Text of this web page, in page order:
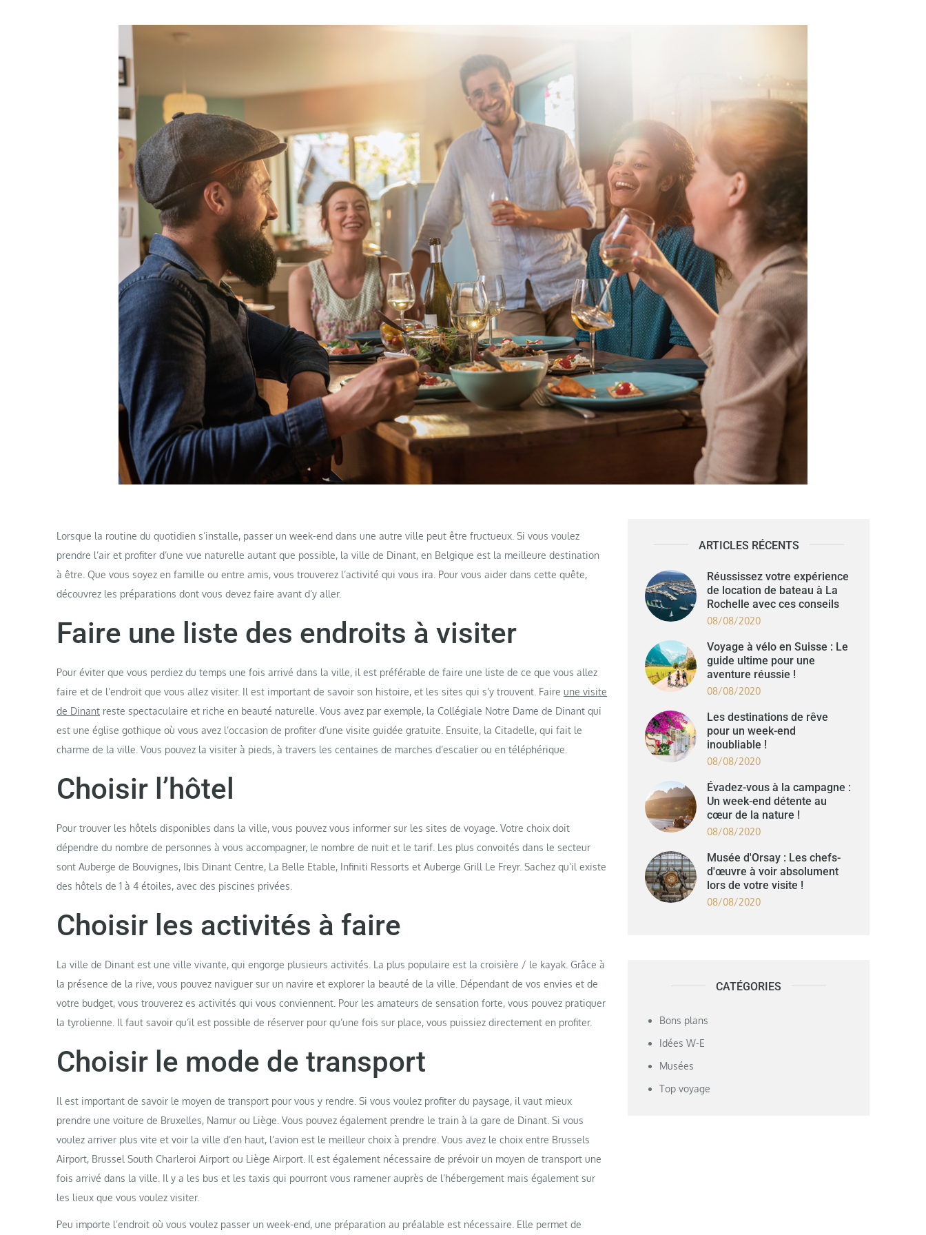
Lorsque la routine du quotidien s’installe, passer un week-end dans une autre ville peut être fructueux. Si vous voulez
prendre l’air et profiter d’une vue naturelle autant que possible, la ville de Dinant, en Belgique est la meilleure destination
à être. Que vous soyez en famille ou entre amis, vous trouverez l’activité qui vous ira. Pour vous aider dans cette quête,
découvrez les préparations dont vous devez faire avant d’y aller.
Faire une liste des endroits à visiter
Pour éviter que vous perdiez du temps une fois arrivé dans la ville, il est préférable de faire une liste de ce que vous allez
faire et de l’endroit que vous allez visiter. Il est important de savoir son histoire, et les sites qui s’y trouvent. Faire une visite
de Dinant reste spectaculaire et riche en beauté naturelle. Vous avez par exemple, la Collégiale Notre Dame de Dinant qui
est une église gothique où vous avez l’occasion de profiter d’une visite guidée gratuite. Ensuite, la Citadelle, qui fait le
charme de la ville. Vous pouvez la visiter à pieds, à travers les centaines de marches d’escalier ou en téléphérique.
Choisir l’hôtel
Pour trouver les hôtels disponibles dans la ville, vous pouvez vous informer sur les sites de voyage. Votre choix doit
dépendre du nombre de personnes à vous accompagner, le nombre de nuit et le tarif. Les plus convoités dans le secteur
sont Auberge de Bouvignes, Ibis Dinant Centre, La Belle Etable, Infiniti Ressorts et Auberge Grill Le Freyr. Sachez qu’il existe
des hôtels de 1 à 4 étoiles, avec des piscines privées.
Choisir les activités à faire
La ville de Dinant est une ville vivante, qui engorge plusieurs activités. La plus populaire est la croisière / le kayak. Grâce à
la présence de la rive, vous pouvez naviguer sur un navire et explorer la beauté de la ville. Dépendant de vos envies et de
votre budget, vous trouverez es activités qui vous conviennent. Pour les amateurs de sensation forte, vous pouvez pratiquer
la tyrolienne. Il faut savoir qu’il est possible de réserver pour qu’une fois sur place, vous puissiez directement en profiter.
Choisir le mode de transport
Il est important de savoir le moyen de transport pour vous y rendre. Si vous voulez profiter du paysage, il vaut mieux
prendre une voiture de Bruxelles, Namur ou Liège. Vous pouvez également prendre le train à la gare de Dinant. Si vous
voulez arriver plus vite et voir la ville d’en haut, l’avion est le meilleur choix à prendre. Vous avez le choix entre Brussels
Airport, Brussel South Charleroi Airport ou Liège Airport. Il est également nécessaire de prévoir un moyen de transport une
fois arrivé dans la ville. Il y a les bus et les taxis qui pourront vous ramener auprès de l’hébergement mais également sur
les lieux que vous voulez visiter.
Peu importe l’endroit où vous voulez passer un week-end, une préparation au préalable est nécessaire. Elle permet de
ARTICLES RÉCENTS
Réussissez votre expérience
de location de bateau à La
Rochelle avec ces conseils
08/08/2020
Voyage à vélo en Suisse : Le
guide ultime pour une
aventure réussie !
08/08/2020
Les destinations de rêve
pour un week-end
inoubliable !
08/08/2020
Évadez-vous à la campagne :
Un week-end détente au
cœur de la nature !
08/08/2020
Musée d'Orsay : Les chefs-
d'œuvre à voir absolument
lors de votre visite !
08/08/2020
CATÉGORIES
Bons plans
Idées W-E
Musées
Top voyage